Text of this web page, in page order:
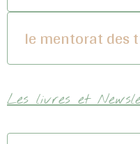
le mentorat des
Les livres et